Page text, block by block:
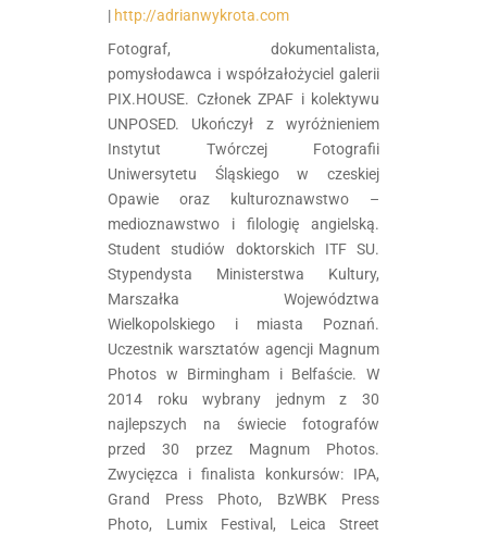
| http://adrianwykrota.com
Fotograf, dokumentalista,
pomysłodawca i współzałożyciel galerii
PIX.HOUSE. Członek ZPAF i kolektywu
UNPOSED. Ukończył z wyróżnieniem
Instytut Twórczej Fotografii
Uniwersytetu Śląskiego w czeskiej
Opawie oraz kulturoznawstwo –
medioznawstwo i filologię angielską.
Student studiów doktorskich ITF SU.
Stypendysta Ministerstwa Kultury,
Marszałka Województwa
Wielkopolskiego i miasta Poznań.
Uczestnik warsztatów agencji Magnum
Photos w Birmingham i Belfaście. W
2014 roku wybrany jednym z 30
najlepszych na świecie fotografów
przed 30 przez Magnum Photos.
Zwycięzca i finalista konkursów: IPA,
Grand Press Photo, BzWBK Press
Photo, Lumix Festival, Leica Street